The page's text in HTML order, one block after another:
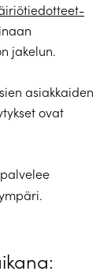
jakelun.
asiakkaiden
ovat
palvelee